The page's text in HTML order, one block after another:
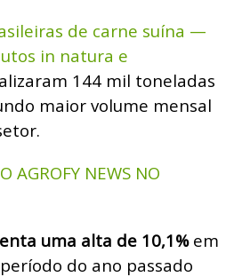
de carne suína —
in natura e
144 mil toneladas
maior volume mensal
AGROFY NEWS NO
uma alta de 10,1%em
do ano passado